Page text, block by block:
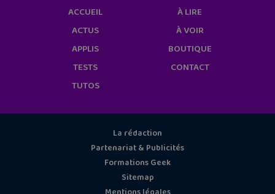
ACCUEIL
ACTUS
APPLIS
TESTS
TUTOS
À LIRE
À VOIR
BOUTIQUE
CONTACT
La rédaction
Partenariat & Publicités
Formations Geek
Sitemap